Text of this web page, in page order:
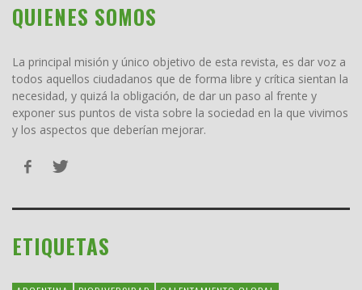
QUIENES SOMOS
La principal misión y único objetivo de esta revista, es dar voz a
todos aquellos ciudadanos que de forma libre y crítica sientan la
necesidad, y quizá la obligación, de dar un paso al frente y
exponer sus puntos de vista sobre la sociedad en la que vivimos
y los aspectos que deberían mejorar.
ETIQUETAS